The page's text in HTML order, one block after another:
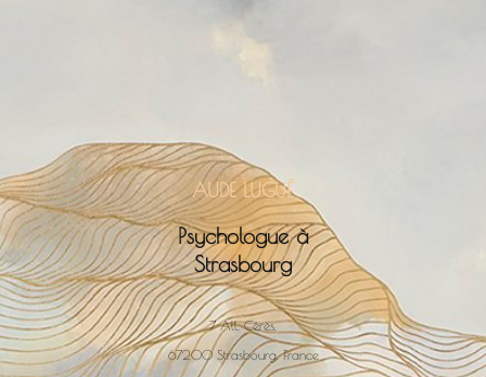
AUDE LUGUÉ
Psychologue à
Strasbourg
7 All. Cérès,
67200 Strasbourg, France